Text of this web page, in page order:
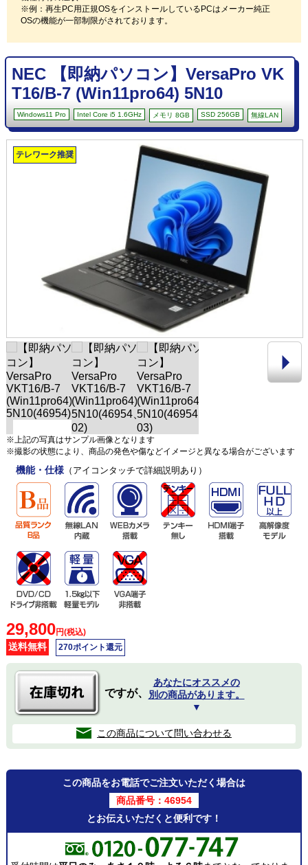
※例：再生PC用正規OSをインストールしているPCはメーカー純正
OSの機能が一部制限がされております。
NEC 【即納パソコン】VersaPro VK
T16/B-7 (Win11pro64) 5N10
Windows11 Pro Intel Core i5 1.6GHz メモリ 8GB SSD 256GB 無線LAN
テレワーク推奨
※上記の写真はサンプル画像となります
※撮影の状態により、商品の発色や傷などイメージと異なる場合がございます
機能・仕様（アイコンタッチで詳細説明あり）
29,800円(税込)
送料無料 270ポイント還元
ですが、
あなたにオススメの
別の商品があります。
▼
この商品について問い合わせる
この商品をお電話でご注文いただく場合は
商品番号：46954
とお伝えいただくと便利です！